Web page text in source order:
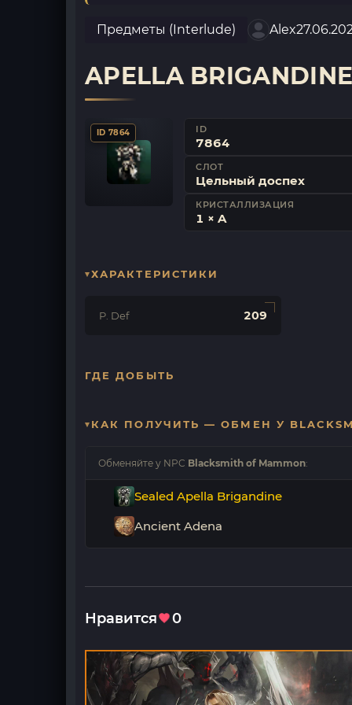
Предметы (Interlude) Alex
APELLA
ID 7864 ID
7864
СЛОТ
Цельный доспех
КРИСТАЛЛИЗАЦИЯ
1 × A
ХАРАКТЕРИСТИКИ
P. Def 209
ГДЕ ДОБЫТЬ
КАК ПОЛУЧИТЬ — ОБМЕН У
Обменяйте у NPC Blacksmith of Mammon:
Sealed Apella Brigandine
Ancient Adena
Нравится 0